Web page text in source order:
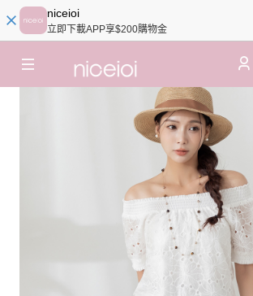
niceioi
立即下載APP享$200購物金